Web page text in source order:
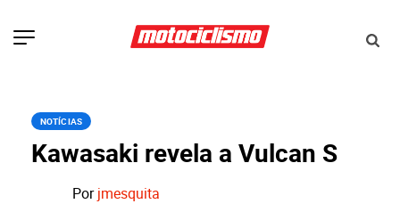
NOTÍCIAS
Kawasaki revela a Vulcan S
Porjmesquita